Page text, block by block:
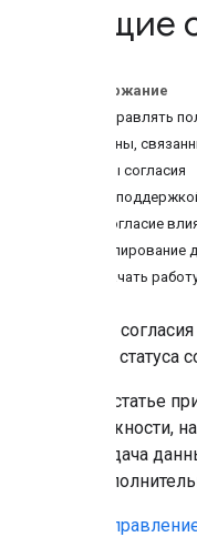
Общие
Содержание
Как управлять
Термины,
Типы согласия
Теги с
Как согласие
Моделирование
Как начать
Режим
учетом статуса
В этой статье
возможности,
и передача
его